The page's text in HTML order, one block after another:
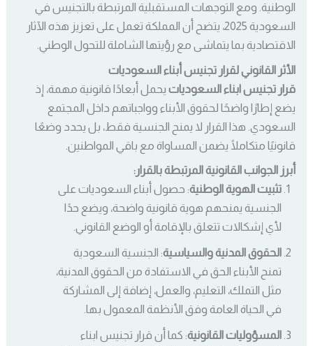
الوطنية. ومع التوجهات المستقبلية المرتبطة بالتجنيس في
السعودية 2025، يتضح أن المملكة تعمل على تعزيز هذه الآثار
الاقتصادية بما يتماشى مع رؤيتها الشاملة للتحول الوطني.
الأثر القانوني لقرار تجنيس أبناء السعوديات
قرار تجنيس ابناء السعوديات يحمل أبعادًا قانونية مهمة، إذ
يضع إطارًا واضحًا لحقوق الأبناء وواجباتهم داخل المجتمع
السعودي. هذا القرار لا يمنح الجنسية فقط، بل يحدد وضعًا
قانونيًا متكاملًا يضمن المساواة مع باقي المواطنين.
أبرز الجوانب القانونية المرتبطة بالقرار:
تثبيت الهوية الوطنية: حصول أبناء السعوديات على
الجنسية يمنحهم هوية قانونية واضحة، ويضع حدًا
لأي إشكالات تتعلق بالإقامة أو الوضع القانوني.
الحقوق المدنية والسياسية: الجنسية السعودية
تمنح الأبناء الحق في الاستفادة من الحقوق المدنية،
مثل التملك، التعليم، والعمل، إضافة إلى المشاركة
في الحياة العامة وفق الأنظمة المعمول بها.
المسؤوليات القانونية: كما أن قرار تجنيس ابناء